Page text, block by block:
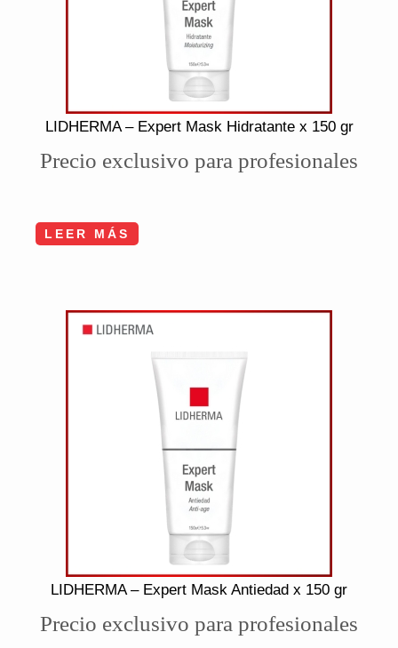
LIDHERMA – Expert Mask Hidratante x 150 gr
Precio exclusivo para profesionales
LEER MÁS
LIDHERMA – Expert Mask Antiedad x 150 gr
Precio exclusivo para profesionales